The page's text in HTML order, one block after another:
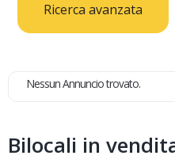
Ricerca avanzata
Nessun Annuncio trovato.
Bilocali in